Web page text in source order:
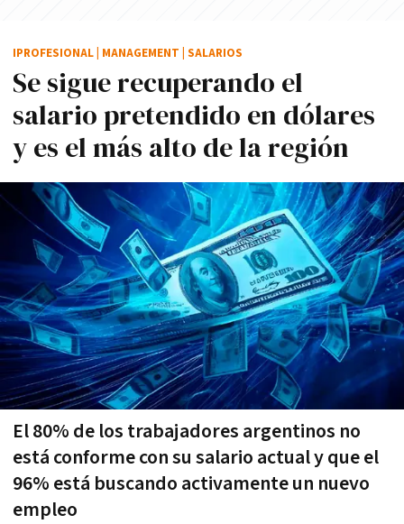
Se sigue recuperando el
salario pretendido en dólares
y es el más alto de la región
El 80% de los trabajadores argentinos no
está conforme con su salario actual y que el
96% está buscando activamente un nuevo
empleo
IPROFESIONAL MANAGEMENT SALARIOS